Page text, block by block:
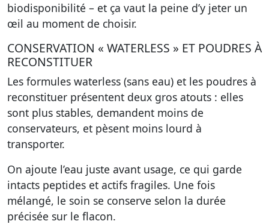
biodisponibilité – et ça vaut la peine d’y jeter un
œil au moment de choisir.
CONSERVATION « WATERLESS » ET POUDRES À
RECONSTITUER
Les formules waterless (sans eau) et les poudres à
reconstituer présentent deux gros atouts : elles
sont plus stables, demandent moins de
conservateurs, et pèsent moins lourd à
transporter.
On ajoute l’eau juste avant usage, ce qui garde
intacts peptides et actifs fragiles. Une fois
mélangé, le soin se conserve selon la durée
précisée sur le flacon.